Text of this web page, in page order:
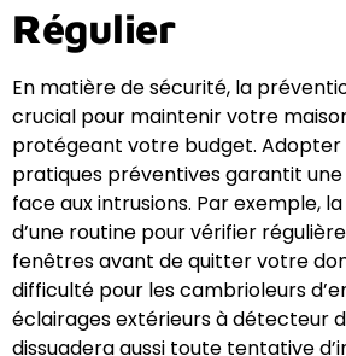
Régulier
En matière de sécurité, la
crucial pour maintenir votre
protégeant votre budget. Adopter
pratiques préventives garantit
face aux intrusions. Par exemple,
d’une routine pour vérifier
fenêtres avant de quitter votre
difficulté pour les cambrioleurs
éclairages extérieurs à détecteur
dissuadera aussi toute tentative